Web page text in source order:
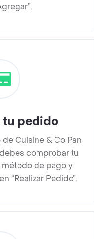
tu pedido
Cuisine & Co Pan
comprobar tu
de pago y
“Realizar Pedido”.